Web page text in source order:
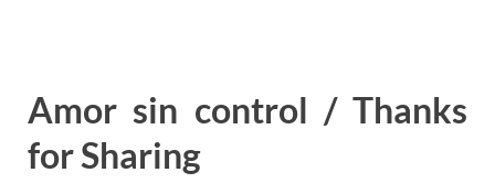
Amor sin control / Thanks
for Sharing